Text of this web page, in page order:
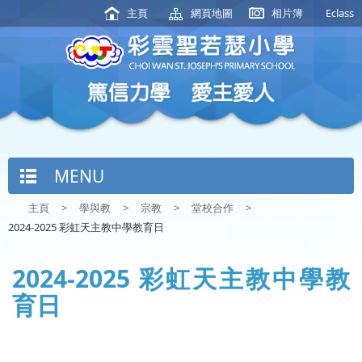
主頁 網頁地圖 相片簿 Eclass
MENU
主頁 > 學與教 > 宗教 > 堂校合作
>
2024-2025 彩虹天主教中學教育日
2024-2025 彩虹天主教中學教
育日